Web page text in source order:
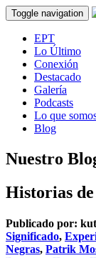
Toggle navigation
EPT
Lo Último
Conexión
Destacado
Galería
Podcasts
Lo que
Blog
Nuestro
Historias de
Publicado por:
Significado,
Negras, Patrik